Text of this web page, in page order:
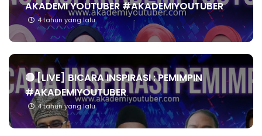
AKADEMI YOUTUBER #AKADEMIYOUTUBER
4 tahun yang lalu
🔴 [LIVE] BICARA INSPIRASI : PEMIMPIN
#AKADEMIYOUTUBER
4 tahun yang lalu